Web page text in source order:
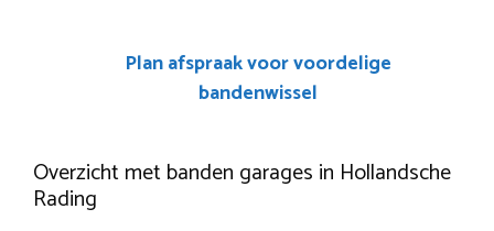
Plan afspraak voor voordelige
bandenwissel
Overzicht met banden garages in Hollandsche
Rading